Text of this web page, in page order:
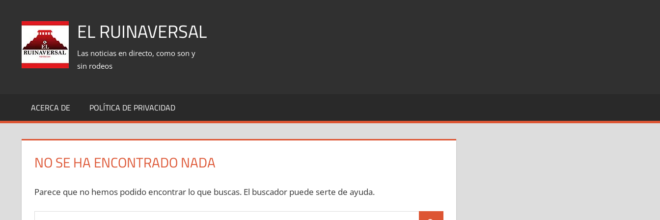
contenido
EL RUINAVERSAL
Las noticias en directo, como son y
sin rodeos
ACERCA DE POLÍTICA DE PRIVACIDAD
NO SE HA ENCONTRADO NADA
Parece que no hemos podido encontrar lo que buscas. El buscador puede serte de ayuda.